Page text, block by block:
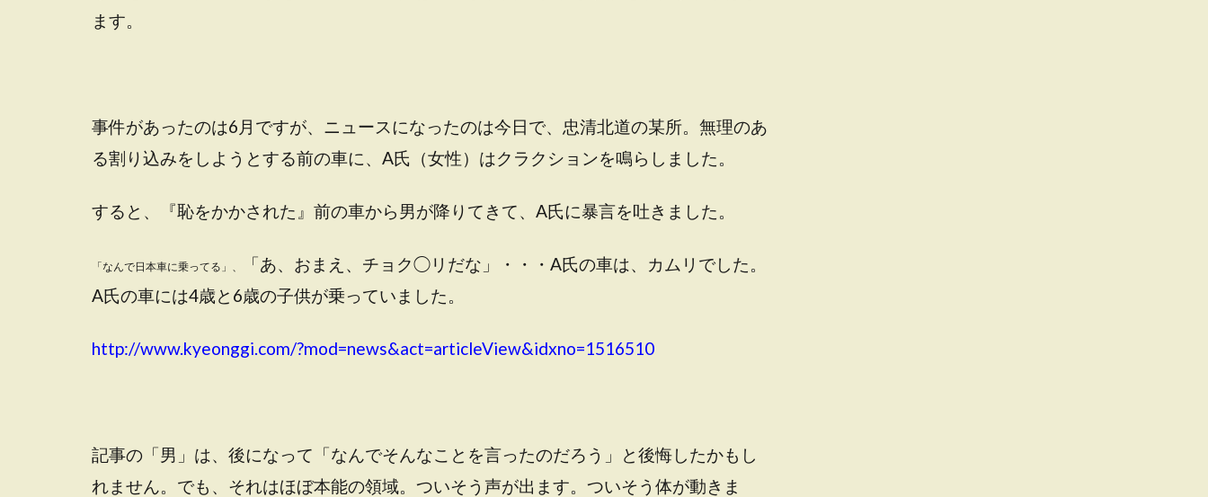
ます。
事件があったのは6月ですが、ニュースになったのは今日で、忠清北道の某所。無理のあ
る割り込みをしようとする前の車に、A氏（女性）はクラクションを鳴らしました。
すると、『恥をかかされた』前の車から男が降りてきて、A氏に暴言を吐きました。
「なんで日本車に乗ってる」、
「あ、おまえ、チョク◯リだな」・・・A氏の車は、カムリでした。
A氏の車には4歳と6歳の子供が乗っていました。
http://www.kyeonggi.com/?mod=news&act=articleView&idxno=1516510
記事の「男」は、後になって「なんでそんなことを言ったのだろう」と後悔したかもし
れません。でも、それはほぼ本能の領域。ついそう声が出ます。ついそう体が動きま